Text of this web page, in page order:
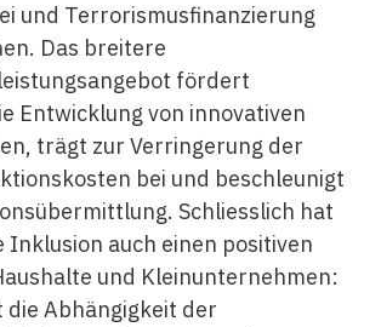
und Terrorismusfinanzierung
Das breitere
fördert
Entwicklung von innovativen
trägt zur Verringerung der
bei und beschleunigt
Schliesslich hat
Inklusion auch einen positiven
und Kleinunternehmen:
die Abhängigkeit der